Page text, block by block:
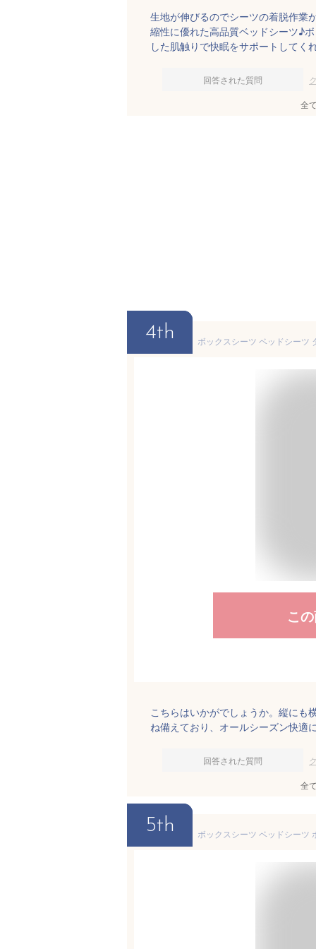
生地が伸びるのでシーツの着脱作業
縮性に優れた高品質ベッドシーツ♪
した肌触りで快眠をサポートしてく
回答された質問
全
4th
こ
こちらはいかがでしょうか。縦にも
ね備えており、オールシーズン快適
回答された質問
全
5th